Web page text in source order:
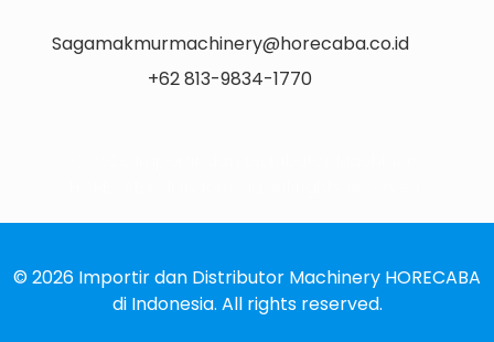
Sagamakmurmachinery@horecaba.co.id
+62 813-9834-1770
© 2026 Importir dan Distributor Machinery HORECABA
di Indonesia. All rights reserved.